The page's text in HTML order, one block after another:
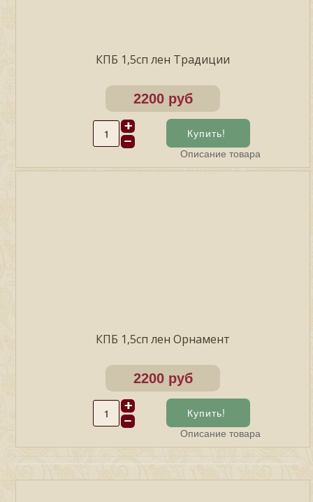
КПБ 1,5сп лен Традиции
2200 руб
Описание товара
КПБ 1,5сп лен Орнамент
2200 руб
Описание товара